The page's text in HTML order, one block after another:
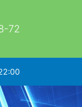
72